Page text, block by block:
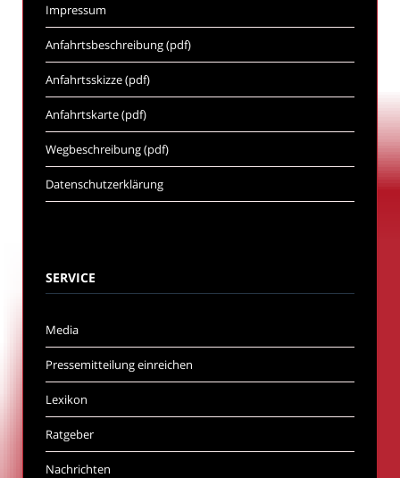
Impressum
Anfahrtsbeschreibung (pdf)
Anfahrtsskizze (pdf)
Anfahrtskarte (pdf)
Wegbeschreibung (pdf)
Datenschutzerklärung
SERVICE
Media
Pressemitteilung einreichen
Lexikon
Ratgeber
Nachrichten